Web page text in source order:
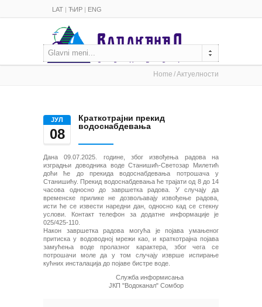
LAT | ЋИР | ENG
Glavni meni...
Home Актуелности
ЈУЛ
08
Краткотрајни прекид
водоснабдевања
Дана 09.07.2025. године, због извођења радова на
изградњи доводника воде Станишић-Светозар Милетић
доћи ће до прекида водоснабдевања потрошача у
Станишићу. Прекид водоснабдевања ће трајати од 8 до 14
часова односно до завршетка радова. У случају да
временске прилике не дозвољавају извођење радова,
исти ће се извести наредни дан, односно кад се стекну
услови. Контакт телефон за додатне информације је
025/425-110.
Након завршетка радова могућа је појава умањеног
притиска у водоводној мрежи као, и краткотрајна појава
замућења воде пролазног карактера, због чега се
потрошачи моле да у том случају изврше испирање
кућних инсталација до појаве бистре воде.
Служба информисања
ЈКП "Водоканал" Сомбор